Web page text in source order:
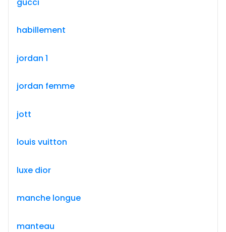
habillement
jordan 1
jordan femme
jott
louis vuitton
luxe dior
manche longue
manteau